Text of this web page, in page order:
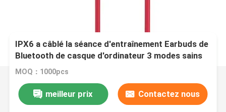
IPX6 a câblé la séance d'entraînement Earbuds de
Bluetooth de casque d'ordinateur 3 modes sains
d'EQ
MOQ：1000pcs
meilleur prix Contactez nous